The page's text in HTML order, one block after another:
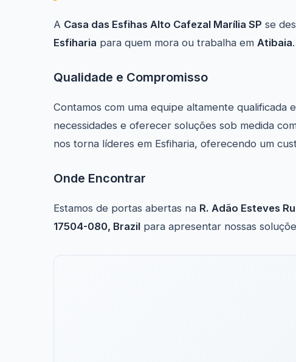
A Casa das Esfihas Alto Cafezal Marília SP se
Esfiharia para quem mora ou trabalha em Atibaia.
Qualidade e Compromisso
Contamos com uma equipe altamente qualificada
necessidades e oferecer soluções sob medida
nos torna líderes em Esfiharia, oferecendo um
Onde Encontrar
Estamos de portas abertas na R. Adão Esteves
17504-080, Brazil para apresentar nossas